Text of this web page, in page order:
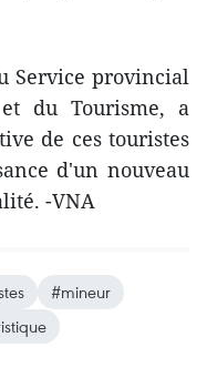
Service provincial
du Tourisme, a
de ces touristes
d'un nouveau
-VNA
#mineur